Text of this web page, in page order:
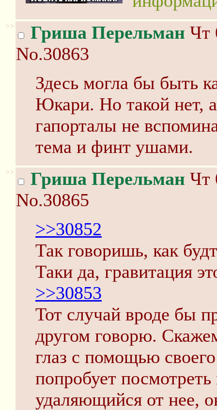
>> Гриша Перельман Чт
No.30863
Здесь могла бы быть
Юкари. Но такой нет,
гапорталы не
тема и финт ушами.
>> Гриша Перельман Чт
No.30865
>>30852
Так говоришь, как
Таки да, гравитация
>>30853
Тот случай вроде бы
другом говорю.
глаз с помощью
попробует посмотреть
удаляющийся от нее,